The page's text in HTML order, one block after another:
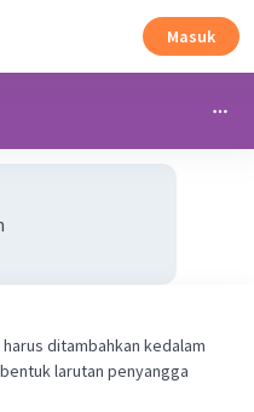
Masuk
ditambahkan kedalam
larutan penyangga